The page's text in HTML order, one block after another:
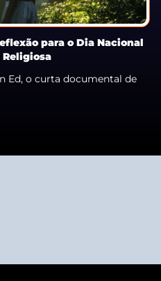
para o Dia Nacional
Ed, o curta documental de